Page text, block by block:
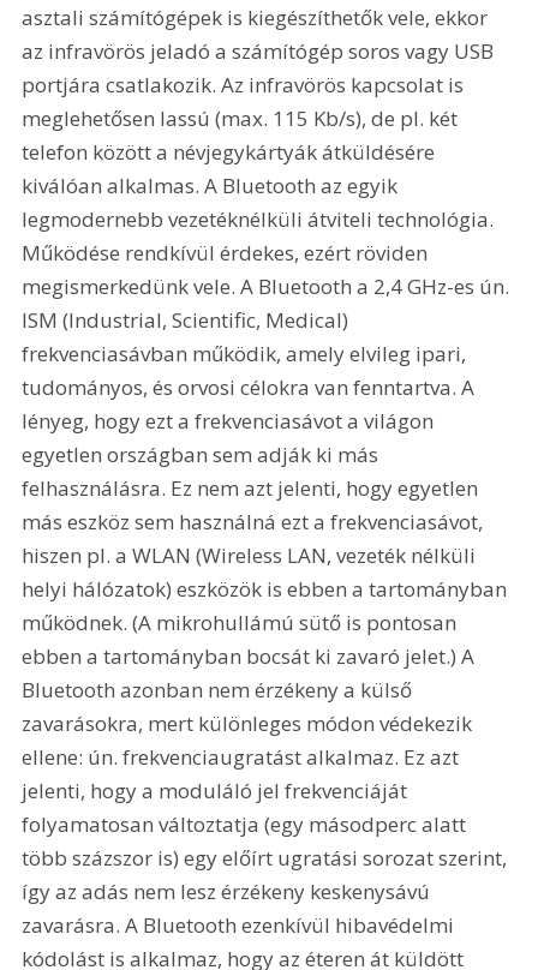
asztali számítógépek is kiegészíthetők vele, ekkor
az infravörös jeladó a számítógép soros vagy USB
portjára csatlakozik. Az infravörös kapcsolat is
meglehetősen lassú (max. 115 Kb/s), de pl. két
telefon között a névjegykártyák átküldésére
kiválóan alkalmas. A Bluetooth az egyik
legmodernebb vezetéknélküli átviteli technológia.
Működése rendkívül érdekes, ezért röviden
megismerkedünk vele. A Bluetooth a 2,4 GHz-es ún.
ISM (Industrial, Scientific, Medical)
frekvenciasávban működik, amely elvileg ipari,
tudományos, és orvosi célokra van fenntartva. A
lényeg, hogy ezt a frekvenciasávot a világon
egyetlen országban sem adják ki más
felhasználásra. Ez nem azt jelenti, hogy egyetlen
más eszköz sem használná ezt a frekvenciasávot,
hiszen pl. a WLAN (Wireless LAN, vezeték nélküli
helyi hálózatok) eszközök is ebben a tartományban
működnek. (A mikrohullámú sütő is pontosan
ebben a tartományban bocsát ki zavaró jelet.) A
Bluetooth azonban nem érzékeny a külső
zavarásokra, mert különleges módon védekezik
ellene: ún. frekvenciaugratást alkalmaz. Ez azt
jelenti, hogy a moduláló jel frekvenciáját
folyamatosan változtatja (egy másodperc alatt
több százszor is) egy előírt ugratási sorozat szerint,
így az adás nem lesz érzékeny keskenysávú
zavarásra. A Bluetooth ezenkívül hibavédelmi
kódolást is alkalmaz, hogy az éteren át küldött